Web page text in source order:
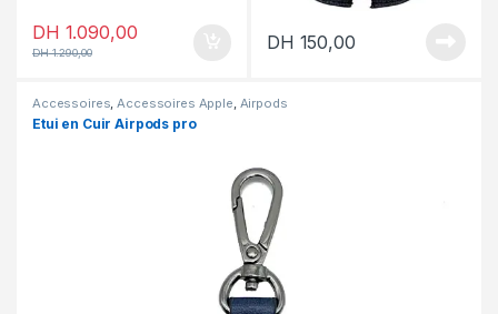
DH 1.090,00
DH1.290,00 DH 150,00
Accessoires,Accessoires Apple, Airpods
Etui en Cuir Airpods pro